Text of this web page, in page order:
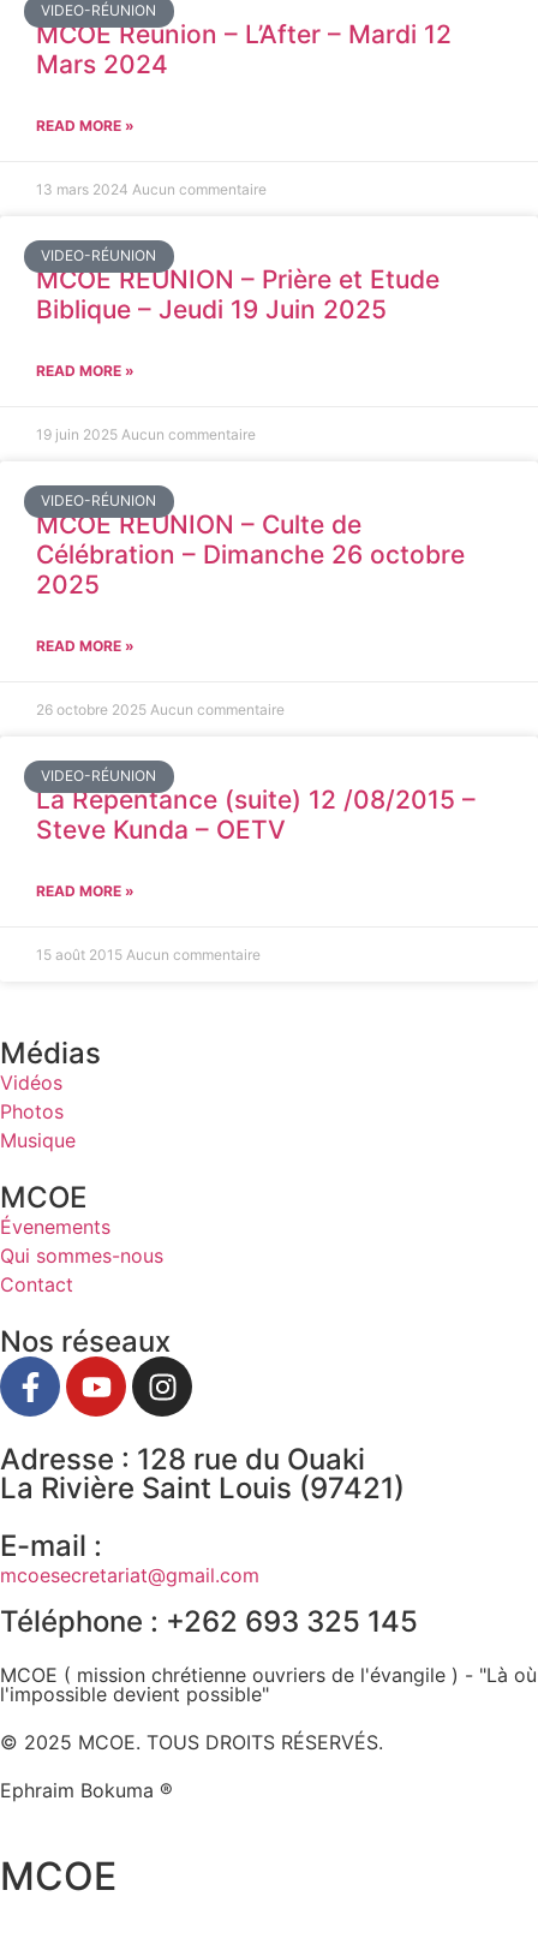
VIDEO-RÉUNION
MCOE Réunion – L’After – Mardi 12
Mars 2024
READ MORE »
13 mars 2024 Aucun commentaire
VIDEO-RÉUNION
MCOE REUNION – Prière et Etude
Biblique – Jeudi 19 Juin 2025
READ MORE »
19 juin 2025 Aucun commentaire
VIDEO-RÉUNION
MCOE REUNION – Culte de
Célébration – Dimanche 26 octobre
2025
READ MORE »
26 octobre 2025 Aucun commentaire
VIDEO-RÉUNION
La Repentance (suite) 12 /08/2015 –
Steve Kunda – OETV
READ MORE »
15 août 2015 Aucun commentaire
Médias
Vidéos
Photos
Musique
MCOE
Évenements
Qui sommes-nous
Contact
Nos réseaux
Adresse : 128 rue du Ouaki
La Rivière Saint Louis (97421)
E-mail :
mcoesecretariat@gmail.com
Téléphone : +262 693 325 145
MCOE ( mission chrétienne ouvriers de l'évangile ) - "Là où
l'impossible devient possible"
© 2025 MCOE. TOUS DROITS RÉSERVÉS.
Ephraim Bokuma ®
MCOE